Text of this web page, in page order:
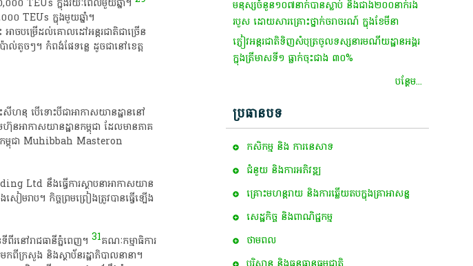
០​ TEUs​ ក្នុង​មួយ​ឆ្នាំ​។​
ច​បម្រើ​ដល់​គោលដៅ​អន្តរជាតិ​ជា​ច្រើន​
ល់​តូចៗ​។​ កំពង់​ផែ​ទន្លេ​ ដូច​ជា​នៅ​ខេត្ត
រះ​សីហ​នុ​ បើ​ទោះបីជា​អាកាសយានដ្ឋាន​នៅ​
ន​អាកាសយានដ្ឋាន​កម្ពុជា​ ដែល​មាន​ភាគ
ពុជា​ Muhibbah​ Masteron​
Ltd​ នឹង​ធ្វើការ​ស្ថាបនា​អាកាសយាន
រាប​។​ កិច្ចព្រមព្រៀង​ត្រូវ​បាន​ធ្វើ​ឡើង​
ពីរ​នៅ​រាជធានី​ភ្នំពេញ​។​ 31​គណៈកម្មាធិការ​
ក្រសួង​ និង​ស្ថាប័ន​រដ្ឋាភិបាល​នានា​។​
មនុស្ស​ចំនួន​១០៧​នាក់​បាន​ស្លាប់​ និង​ជាង​២០០​នាក់​រង​
របួស​ ដោយសារ​គ្រោះថ្នាក់​ចរាចរណ៍​ ក្នុង​ខែមីនា​
ភ្ញៀវ​អន្តរជាតិ​ទិញ​សំបុត្រ​ចូល​ទស្សនា​រមណីយដ្ឋាន​អង្គរ​
ក្នុង​ត្រីមាស​ទី​១​ ធ្លាក់​ចុះ​ជាង​ ៣០%
បន្ថែម...
ប្រធានបទ
កសិកម្ម​ និង​ ការ​នេ​សាទ​
ជំនួយ និងការអភិវឌ្ឍ
គ្រោះមហន្តរាយ និងការឆ្លើយតបក្នុងគ្រាអាសន្ន
សេដ្ឋកិច្ច និងពាណិជ្ជកម្ម
ថាមពល